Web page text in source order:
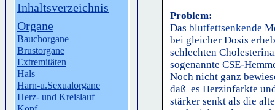
Inhaltsverzeichnis
Organe
Bauchorgane
Brustorgane
Extremitäten
Hals
Harn-u.Sexualorgane
Herz- und Kreislauf
Problem:
Dasblutfettsenkende
bei gleicher Dosis
schlechten
sogenannte CSE-
Noch nicht ganz
daß es Herzinfarkte
stärker senkt als die